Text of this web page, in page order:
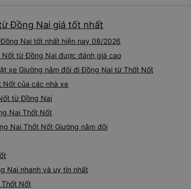
Đồng Nai giá tốt nhất
Nai tốt nhất hiện nay 08/2026
Nốt từ Đồng Nai được đánh giá cao
xe Giường nằm đôi đi Đồng Nai từ Thốt Nốt
Nốt của các nhà xe
từ Đồng Nai
Nai Thốt Nốt
Nai Thốt Nốt Giường nằm đôi
Nai nhanh và uy tín nhất
Nốt